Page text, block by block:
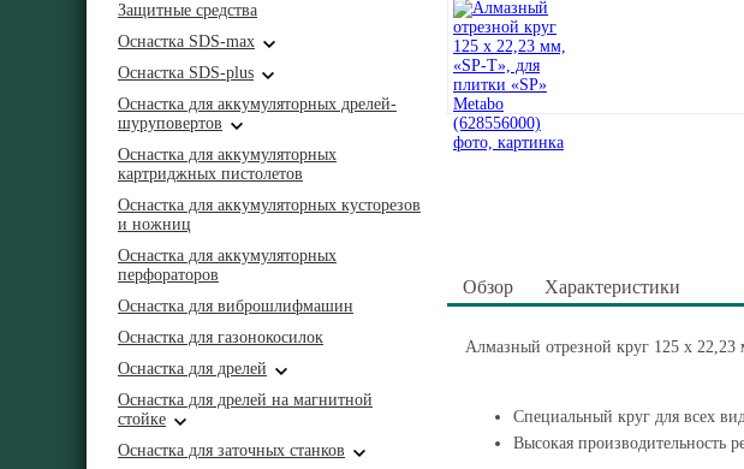
Защитные средства
Оснастка SDS-max
Оснастка SDS-plus
Оснастка для аккумуляторных дрелей-
шуруповертов
Оснастка для аккумуляторных
картриджных пистолетов
Оснастка для аккумуляторных кусторезов
и ножниц
Оснастка для аккумуляторных
перфораторов
Оснастка для виброшлифмашин
Оснастка для газонокосилок
Оснастка для дрелей
Оснастка для дрелей на магнитной
стойке
Оснастка для заточных станков
Обзор Характеристики
Алмазный отрезной круг 125 x
Специальный круг для всех
Высокая производительность